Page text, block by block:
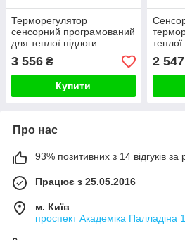
Терморегулятор
сенсорний програмований
для теплої підлоги
LIVOLO з вимикачем без
фіксації, сірий, скло
3 556 ₴
Купити
сірий,
2 547
Про нас
93% позитивних з 14 відгуків за
Працює з 25.05.2016
м. Київ
проспект Академіка Палладіна